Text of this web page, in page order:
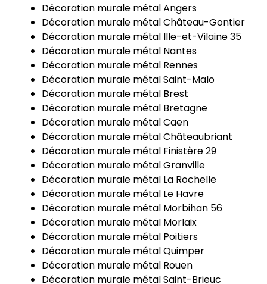
Décoration murale métal Angers
Décoration murale métal Château-Gontier
Décoration murale métal Ille-et-Vilaine 35
Décoration murale métal Nantes
Décoration murale métal Rennes
Décoration murale métal Saint-Malo
Décoration murale métal Brest
Décoration murale métal Bretagne
Décoration murale métal Caen
Décoration murale métal Châteaubriant
Décoration murale métal Finistère 29
Décoration murale métal Granville
Décoration murale métal La Rochelle
Décoration murale métal Le Havre
Décoration murale métal Morbihan 56
Décoration murale métal Morlaix
Décoration murale métal Poitiers
Décoration murale métal Quimper
Décoration murale métal Rouen
Décoration murale métal Saint-Brieuc